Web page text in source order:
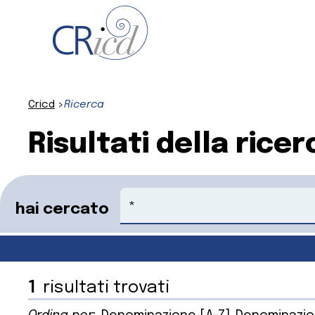
Cricd Ricerca
Risultati della
hai cercato
Cerca
1 risultati trovati